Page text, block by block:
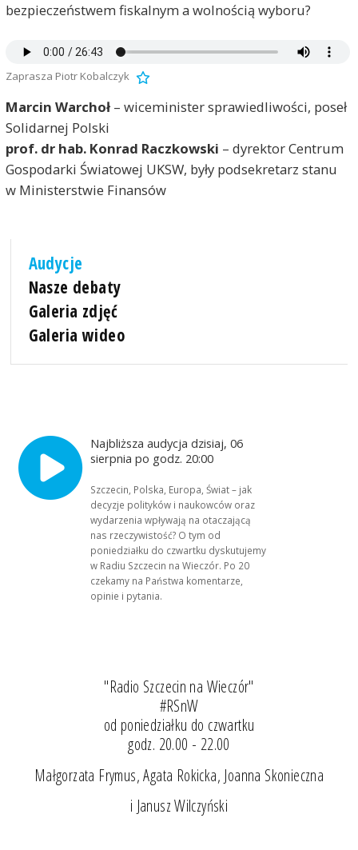
bezpieczeństwem fiskalnym a wolnością wyboru?
Zaprasza Piotr Kobalczyk
Marcin Warchoł – wiceminister sprawiedliwości, poseł
Solidarnej Polski
prof. dr hab. Konrad Raczkowski – dyrektor Centrum
Gospodarki Światowej UKSW, były podsekretarz stanu
w Ministerstwie Finansów
Audycje
Nasze debaty
Galeria zdjęć
Galeria wideo
Najbliższa audycja dzisiaj, 06
sierpnia po godz. 20:00
Szczecin, Polska, Europa, Świat – jak
decyzje polityków i naukowców oraz
wydarzenia wpływają na otaczającą
nas rzeczywistość? O tym od
poniedziałku do czwartku dyskutujemy
w Radiu Szczecin na Wieczór. Po 20
czekamy na Państwa komentarze,
opinie i pytania.
"Radio Szczecin na Wieczór"
#RSnW
od poniedziałku do czwartku
godz. 20.00 - 22.00
Małgorzata Frymus, Agata Rokicka, Joanna Skonieczna
i Janusz Wilczyński